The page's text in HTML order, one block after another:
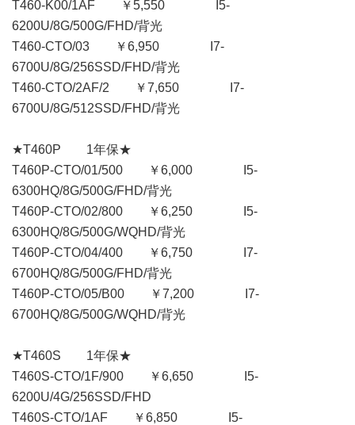
T460-K00/1AF ￥5,550 I5-
6200U/8G/500G/FHD/背光
T460-CTO/03 ￥6,950 I7-
6700U/8G/256SSD/FHD/背光
T460-CTO/2AF/2 ￥7,650 I7-
6700U/8G/512SSD/FHD/背光
★T460P 1年保★
T460P-CTO/01/500 ￥6,000 I5-
6300HQ/8G/500G/FHD/背光
T460P-CTO/02/800 ￥6,250 I5-
6300HQ/8G/500G/WQHD/背光
T460P-CTO/04/400 ￥6,750 I7-
6700HQ/8G/500G/FHD/背光
T460P-CTO/05/B00 ￥7,200 I7-
6700HQ/8G/500G/WQHD/背光
★T460S 1年保★
T460S-CTO/1F/900 ￥6,650 I5-
6200U/4G/256SSD/FHD
T460S-CTO/1AF ￥6,850 I5-